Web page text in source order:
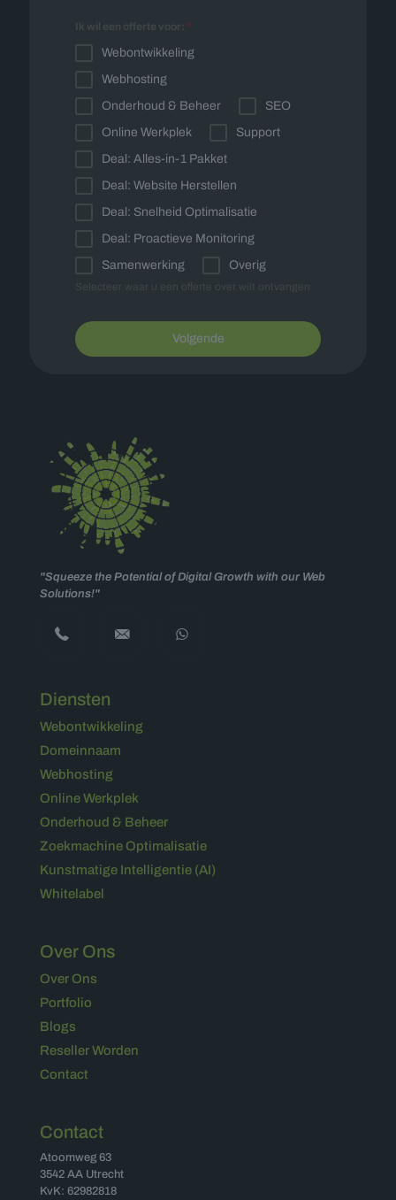
Ik wil een offerte voor: *
Webontwikkeling
Webhosting
Onderhoud & Beheer
SEO
Online Werkplek
Support
Deal: Alles-in-1 Pakket
Deal: Website Herstellen
Deal: Snelheid Optimalisatie
Deal: Proactieve Monitoring
Samenwerking
Overig
Volgende
"Squeeze the Potential of Digital Growth with our Web
Solutions!"
Diensten
Webontwikkeling
Domeinnaam
Webhosting
Online Werkplek
Onderhoud & Beheer
Zoekmachine Optimalisatie
Kunstmatige Intelligentie (AI)
Whitelabel
Over Ons
Over Ons
Portfolio
Blogs
Reseller Worden
Contact
Contact
Atoomweg 63
3542 AA Utrecht
KvK: 62982818